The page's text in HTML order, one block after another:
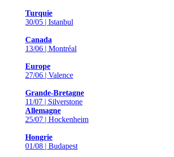
Turquie
30/05 | Istanbul
Canada
13/06 | Montréal
Europe
27/06 | Valence
Grande-Bretagne
11/07 | Silverstone
Allemagne
25/07 | Hockenheim
Hongrie
01/08 | Budapest